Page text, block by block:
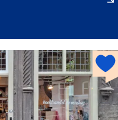
l
i
h
t